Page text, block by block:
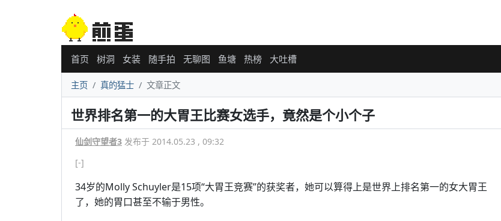
首页 树洞 女装 随手拍 无聊图 鱼塘 热榜 大吐槽
主页 真的猛士 文章正文
世界排名第一的大胃王比赛女选手，竟然是个小个子
仙剑守望者3 发布于 2014.05.23 , 09:32
[-]
34岁的Molly Schuyler是15项“大胃王竞赛”的获奖者，她可以算得上是世界上排名第一的女大胃王
了，她的胃口甚至不输于男性。